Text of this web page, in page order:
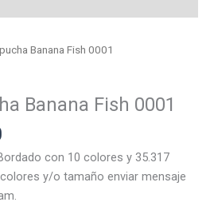
Banana Fish 0001
Banana Fish 0001
El
precio
actual
es:
con 10 colores y 35.317
y/o tamaño enviar mensaje